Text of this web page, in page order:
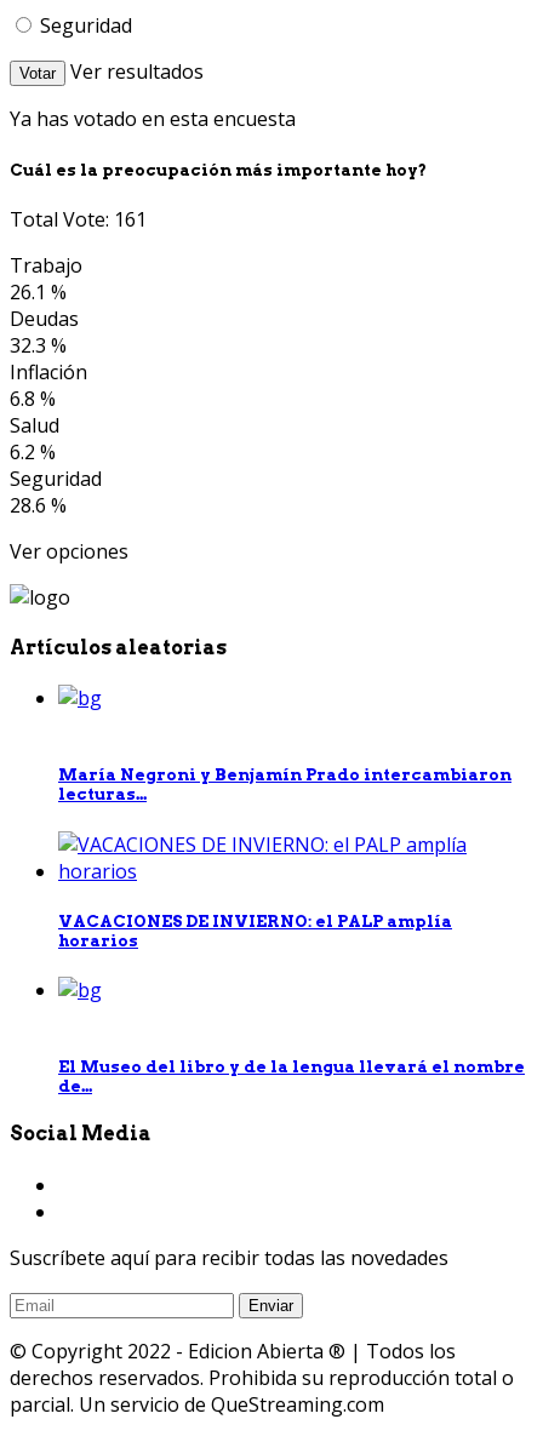
Seguridad
Votar
Ver resultados
Ya has votado en esta encuesta
Cuál es la preocupación más importante hoy?
Total Vote: 161
Trabajo
26.1 %
Deudas
32.3 %
Inflación
6.8 %
Salud
6.2 %
Seguridad
28.6 %
Ver opciones
Artículos aleatorias
María Negroni y Benjamín Prado intercambiaron
lecturas...
VACACIONES DE INVIERNO: el PALP amplía
horarios
El Museo del libro y de la lengua llevará el nombre
de...
Social Media
Suscríbete aquí para recibir todas las novedades
© Copyright 2022 - Edicion Abierta ® | Todos los
derechos reservados. Prohibida su reproducción total o
parcial. Un servicio de QueStreaming.com